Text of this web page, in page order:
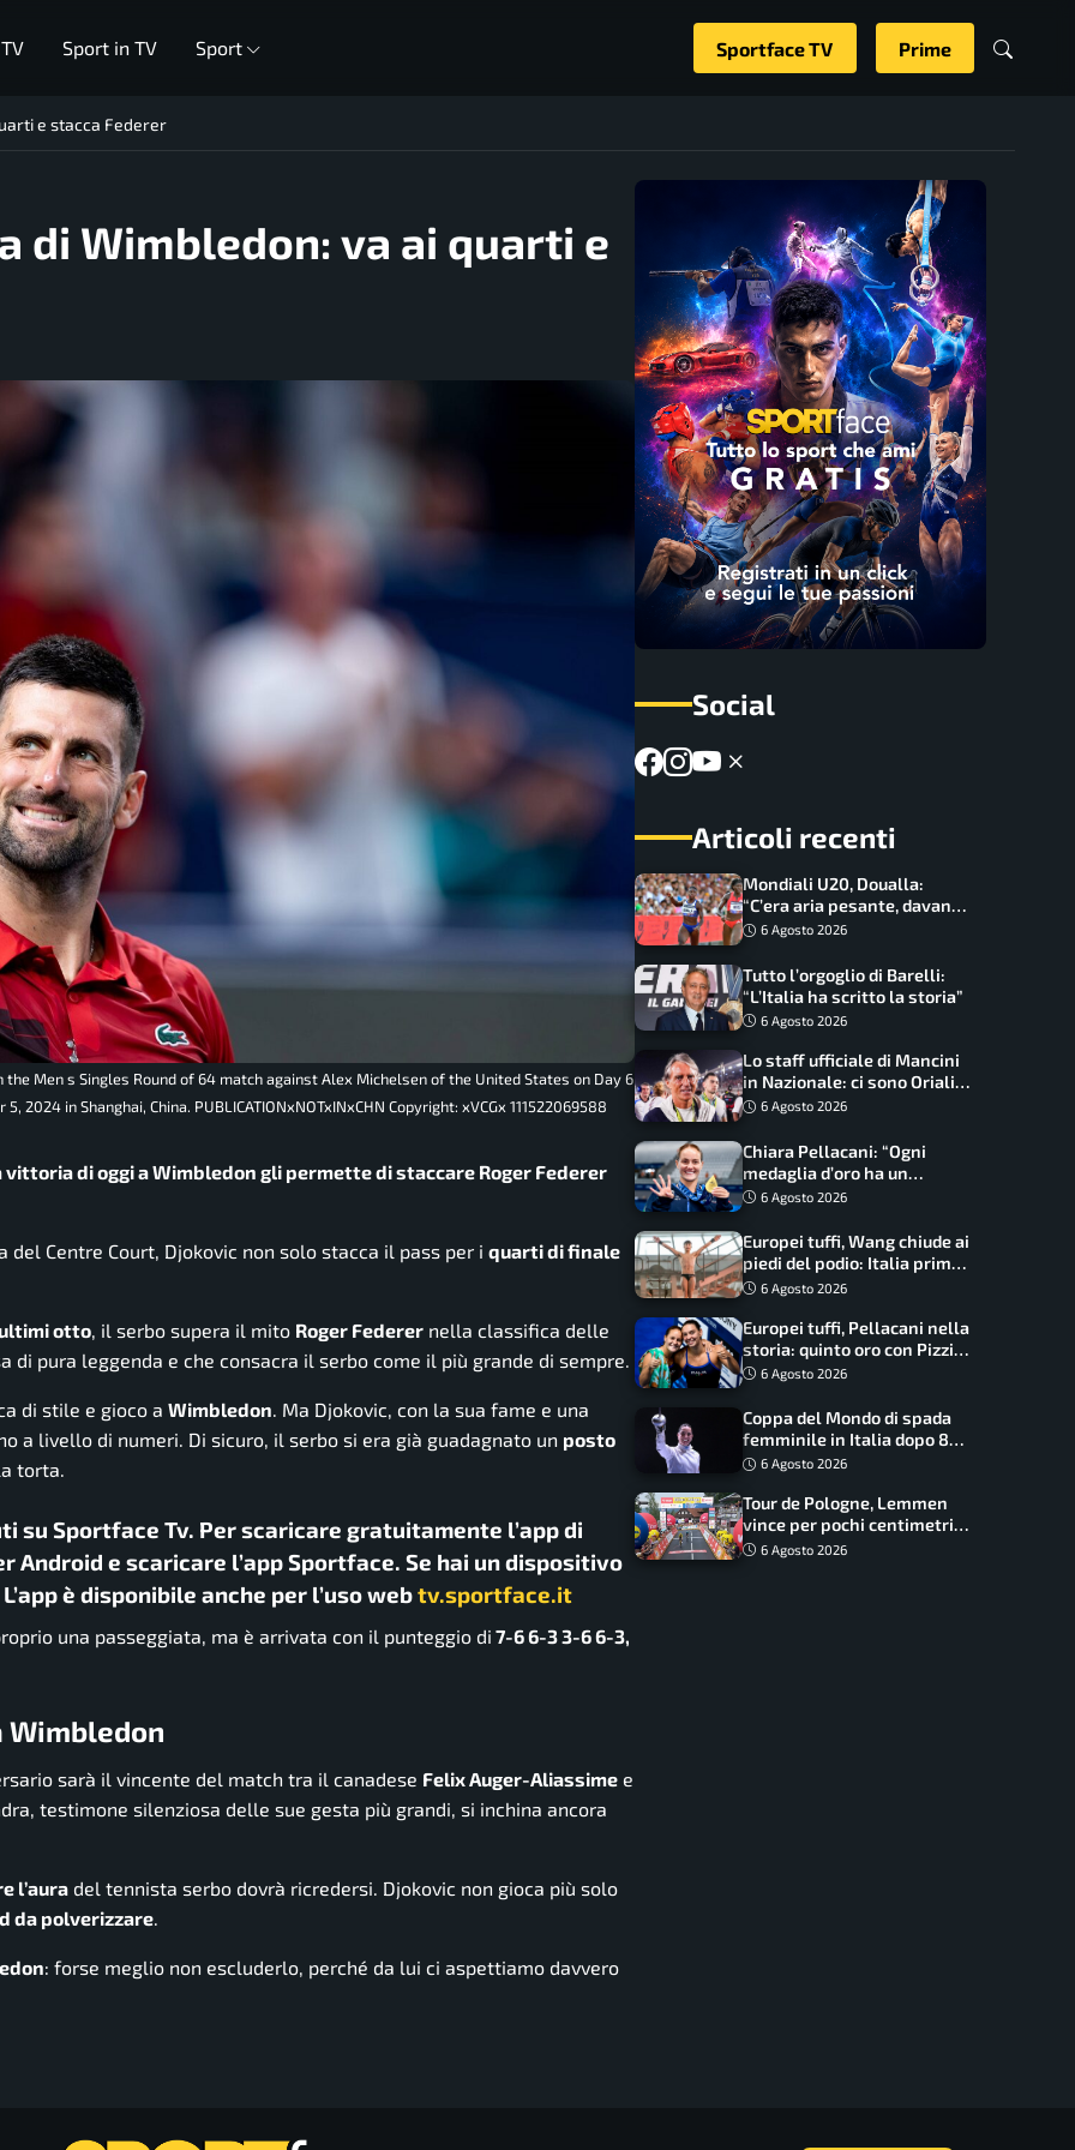
Sport in TV Sport Sportface TV Prime
e stacca Federer
di Wimbledon: va ai quarti e
the Men s Singles Round of 64 match against Alex Michelsen of the United States on Day 6
in Shanghai, China. PUBLICATIONxNOTxINxCHN Copyright: xVCGx 111522069588
di oggi a Wimbledon gli permette di staccare Roger Federer
Centre Court, Djokovic non solo stacca il pass per i quarti di finale
otto , il serbo supera il mito Roger Federer nella classifica delle
di pura leggenda e che consacra il serbo come il più grande di sempre.
di stile e gioco a Wimbledon . Ma Djokovic, con la sua fame e una
a livello di numeri. Di sicuro, il serbo si era già guadagnato un posto
torta.
Sportface Tv. Per scaricare gratuitamente l’app di
Android e scaricare l’app Sportface. Se hai un dispositivo
è disponibile anche per l’uso webtv.sportface.it
una passeggiata, ma è arrivata con il punteggio di 7-6 6-3 3-6 6-3,
Wimbledon
sarà il vincente del match tra il canadese Felix Auger-Aliassime e
testimone silenziosa delle sue gesta più grandi, si inchina ancora
l’aura del tennista serbo dovrà ricredersi. Djokovic non gioca più solo
da polverizzare.
: forse meglio non escluderlo, perché da lui ci aspettiamo davvero
Social
Articoli recenti
Mondiali U20, Doualla:
“C’era aria pesante, davano
le mascherine! Finale? Non
6 Agosto 2026
Tutto l’orgoglio di Barelli:
“L’Italia ha scritto la storia”
6 Agosto 2026
Lo staff ufficiale di Mancini
in Nazionale: ci sono Oriali e
Bonucci, confermato un
6 Agosto 2026
Chiara Pellacani: “Ogni
medaglia d’oro ha un
significato diverso. Ho fatto
6 Agosto 2026
Europei tuffi, Wang chiude ai
piedi del podio: Italia prima
nel medagliere
6 Agosto 2026
Europei tuffi, Pellacani nella
storia: quinto oro con Pizzini
nel sincro da 3 metri
6 Agosto 2026
Coppa del Mondo di spada
femminile in Italia dopo 8
anni, Alberta Santuccio: “Il
frutti”
6 Agosto 2026
Tour de Pologne, Lemmen
vince per pochi centimetri
su Scaroni: maxi-caduta e
6 Agosto 2026